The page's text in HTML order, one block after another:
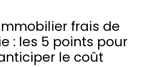
frais de
: les 5 points pour
le coût